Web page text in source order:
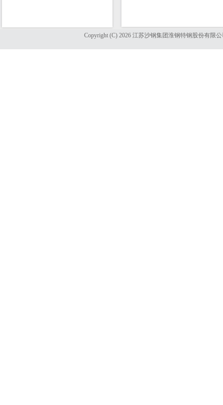
Copyright (C) 2026 江苏沙钢集团淮钢特钢股份有限